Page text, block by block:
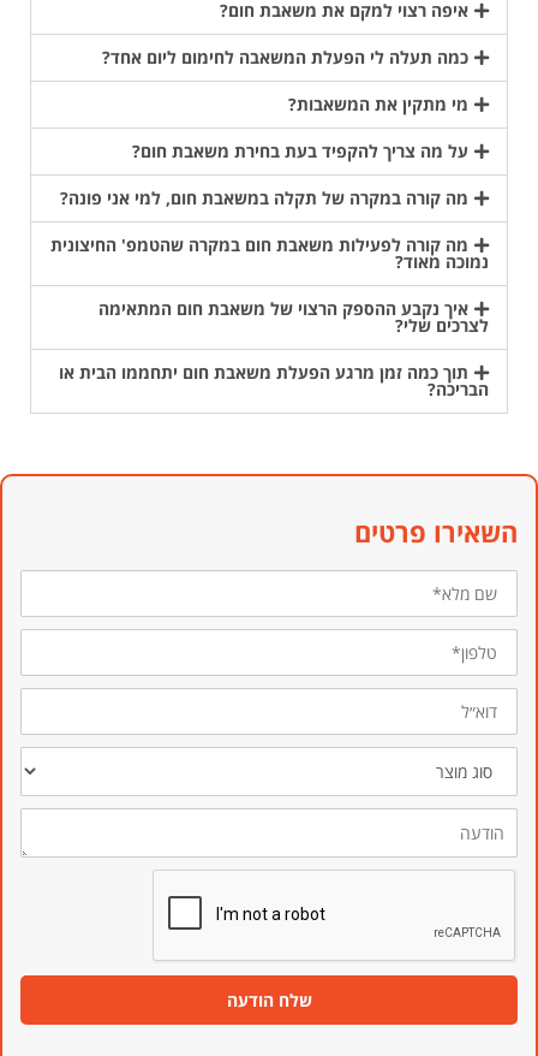
איפה רצוי למקם את משאבת חום?
כמה תעלה לי הפעלת המשאבה לחימום ליום אחד?
מי מתקין את המשאבות?
על מה צריך להקפיד בעת בחירת משאבת חום?
מה קורה במקרה של תקלה במשאבת חום, למי אני פונה?
מה קורה לפעילות משאבת חום במקרה שהטמפ' החיצונית
נמוכה מאוד?
איך נקבע ההספק הרצוי של משאבת חום המתאימה
לצרכים שלי?
תוך כמה זמן מרגע הפעלת משאבת חום יתחממו הבית או
הבריכה?
השאירו פרטים
שם
מלא*
טלפון*
דוא״ל
סוג
מוצר
הודעה
שלח הודעה